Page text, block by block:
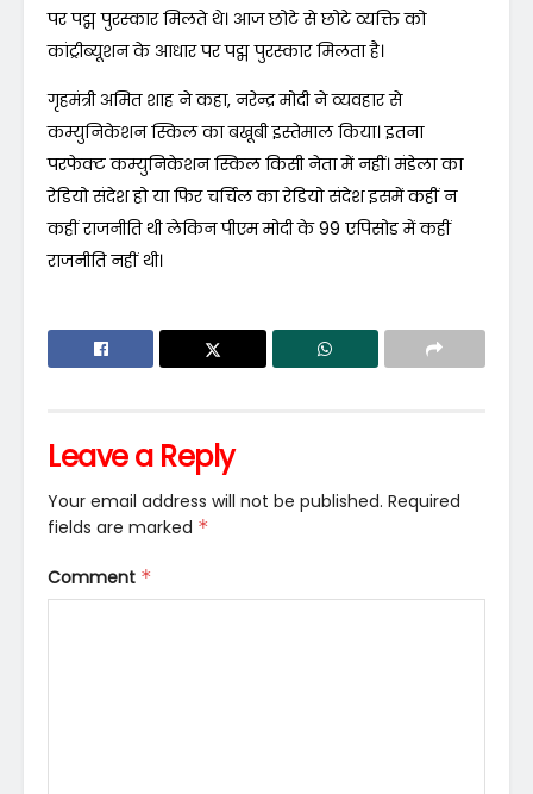
पर पद्म पुरस्कार मिलते थे। आज छोटे से छोटे व्यक्ति को
कांट्रीब्यूशन के आधार पर पद्म पुरस्कार मिलता है।
गृहमंत्री अमित शाह ने कहा, नरेन्द्र मोदी ने व्यवहार से
कम्युनिकेशन स्किल का बखूबी इस्तेमाल किया। इतना
परफेक्ट कम्युनिकेशन स्किल किसी नेता में नहीं। मंडेला का
रेडियो संदेश हो या फिर चर्चिल का रेडियो संदेश इसमें कहीं न
कहीं राजनीति थी लेकिन पीएम मोदी के 99 एपिसोड में कहीं
राजनीति नहीं थी।
Leave a Reply
Your email address will not be published. Required
fields are marked *
Comment *